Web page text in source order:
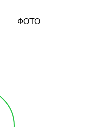
ФОТО